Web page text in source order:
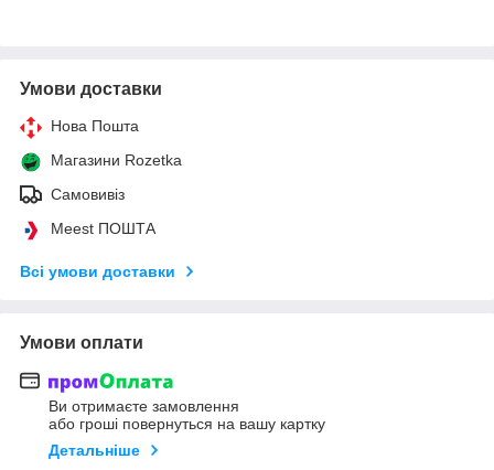
Умови доставки
Нова Пошта
Магазини Rozetka
Самовивіз
Meest ПОШТА
Всі умови доставки
Умови оплати
Ви отримаєте замовлення
або гроші повернуться на вашу картку
Детальніше